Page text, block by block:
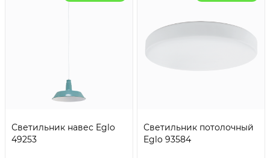
Светильник навес Eglo
49253
Светильник потолочный
Eglo 93584